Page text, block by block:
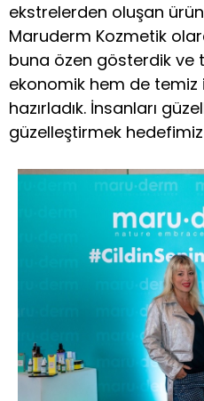
ekstrelerden oluşan
Maruderm Kozmetik
buna özen gösterdik ve
ekonomik hem de temiz
hazırladık. İnsanları
güzelleştirmek